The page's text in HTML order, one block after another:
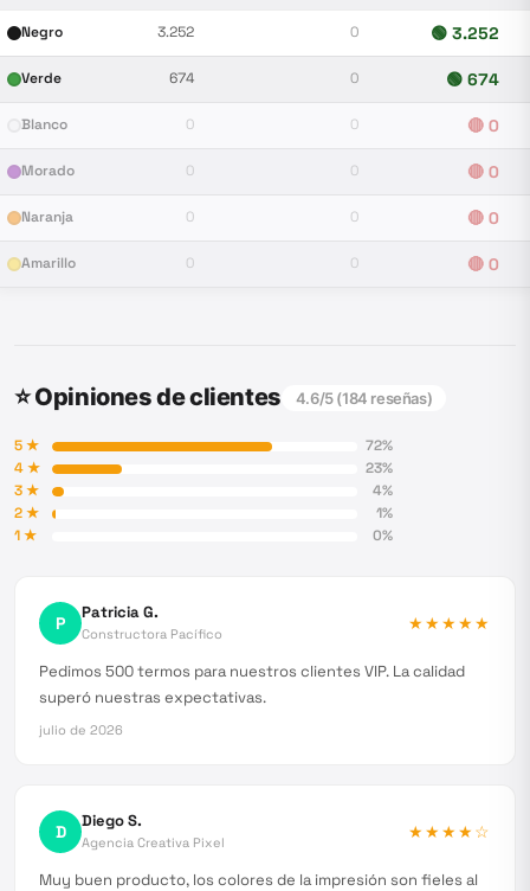
Negro 3.252 0 🟢 3.252
Verde 674 0 🟢 674
Blanco 0 0 🔴 0
Morado 0 0 🔴 0
Naranja 0 0 🔴 0
Amarillo 0 0 🔴 0
⭐ Opiniones de clientes 4.6/5 (184 reseñas)
5★ 72%
4★ 23%
3★ 4%
2★ 1%
1★ 0%
P Patricia G.
Constructora Pacífico
★★★★★
Pedimos 500 termos para nuestros clientes VIP. La calidad
superó nuestras expectativas.
julio de 2026
D Diego S.
Agencia Creativa Pixel
★★★★☆
Muy buen producto, los colores de la impresión son fieles al